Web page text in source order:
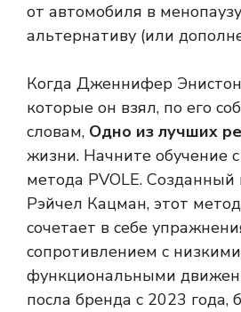
от автомобиля в
альтернативу (или
Когда Дженнифер
которые он взял, по его
словам, Одно из лучших
жизни. Начните обучение
метода PVOLE. Созданный
Рэйчел Кацман, этот
сочетает в себе
сопротивлением с низкими
функциональными
посла бренда с 2023 года,